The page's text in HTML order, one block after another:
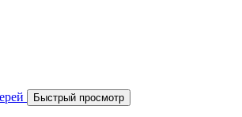
Быстрый просмотр